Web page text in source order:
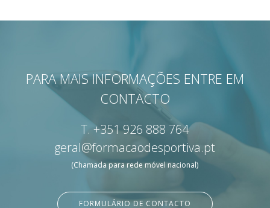
PARA MAIS INFORMAÇÕES ENTRE EM
CONTACTO
T.+351 926 888 764
geral@formacaodesportiva.pt
(Chamada para rede móvel nacional)
FORMULÁRIO DE CONTACTO